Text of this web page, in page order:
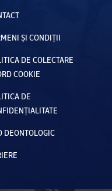
ȘI CONDIȚII
DE COLECTARE
COOKIE
DE
DEONTOLOGIC